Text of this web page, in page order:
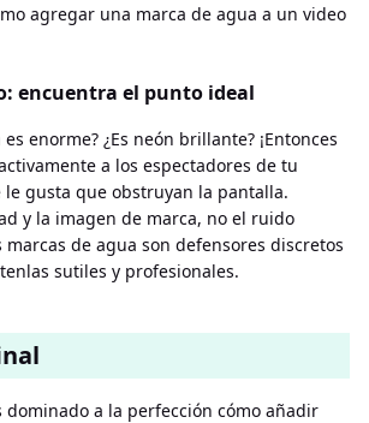
agregar una marca de agua a un video
encuentra el punto ideal
enorme? ¿Es neón brillante? ¡Entonces
a los espectadores de tu
gusta que obstruyan la pantalla.
y la imagen de marca, no el ruido
marcas de agua son defensores discretos
sutiles y profesionales.
dominado a la perfección cómo añadir